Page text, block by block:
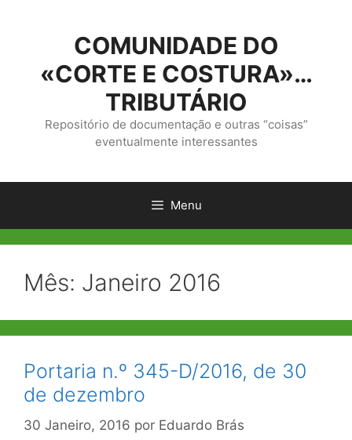
conteúdo
COMUNIDADE DO
«CORTE E COSTURA»…
TRIBUTÁRIO
Repositório de documentação e outras “coisas”
eventualmente interessantes
Menu
Mês: Janeiro 2016
Portaria n.º 345-D/2016, de 30
de dezembro
30 Janeiro, 2016 por Eduardo Brás